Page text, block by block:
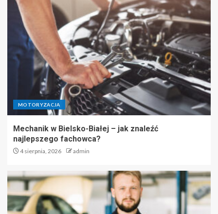
MOTORYZACJA
Mechanik w Bielsko-Białej – jak znaleźć
najlepszego fachowca?
4 sierpnia, 2026 admin